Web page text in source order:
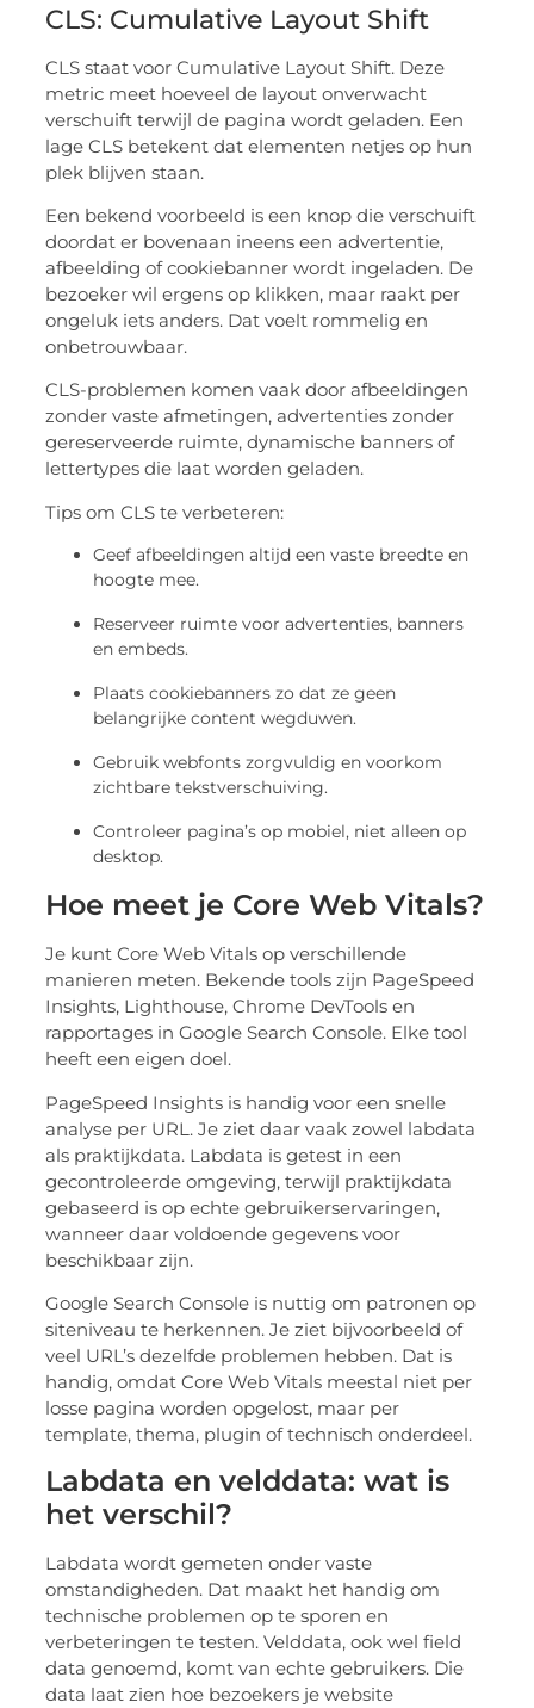
CLS: Cumulative Layout Shift
CLS staat voor Cumulative Layout Shift. Deze
metric meet hoeveel de layout onverwacht
verschuift terwijl de pagina wordt geladen. Een
lage CLS betekent dat elementen netjes op hun
plek blijven staan.
Een bekend voorbeeld is een knop die verschuift
doordat er bovenaan ineens een advertentie,
afbeelding of cookiebanner wordt ingeladen. De
bezoeker wil ergens op klikken, maar raakt per
ongeluk iets anders. Dat voelt rommelig en
onbetrouwbaar.
CLS-problemen komen vaak door afbeeldingen
zonder vaste afmetingen, advertenties zonder
gereserveerde ruimte, dynamische banners of
lettertypes die laat worden geladen.
Tips om CLS te verbeteren:
Geef afbeeldingen altijd een vaste breedte en
hoogte mee.
Reserveer ruimte voor advertenties, banners
en embeds.
Plaats cookiebanners zo dat ze geen
belangrijke content wegduwen.
Gebruik webfonts zorgvuldig en voorkom
zichtbare tekstverschuiving.
Controleer pagina’s op mobiel, niet alleen op
desktop.
Hoe meet je Core Web Vitals?
Je kunt Core Web Vitals op verschillende
manieren meten. Bekende tools zijn PageSpeed
Insights, Lighthouse, Chrome DevTools en
rapportages in Google Search Console. Elke tool
heeft een eigen doel.
PageSpeed Insights is handig voor een snelle
analyse per URL. Je ziet daar vaak zowel labdata
als praktijkdata. Labdata is getest in een
gecontroleerde omgeving, terwijl praktijkdata
gebaseerd is op echte gebruikerservaringen,
wanneer daar voldoende gegevens voor
beschikbaar zijn.
Google Search Console is nuttig om patronen op
siteniveau te herkennen. Je ziet bijvoorbeeld of
veel URL’s dezelfde problemen hebben. Dat is
handig, omdat Core Web Vitals meestal niet per
losse pagina worden opgelost, maar per
template, thema, plugin of technisch onderdeel.
Labdata en velddata: wat is
het verschil?
Labdata wordt gemeten onder vaste
omstandigheden. Dat maakt het handig om
technische problemen op te sporen en
verbeteringen te testen. Velddata, ook wel field
data genoemd, komt van echte gebruikers. Die
data laat zien hoe bezoekers je website